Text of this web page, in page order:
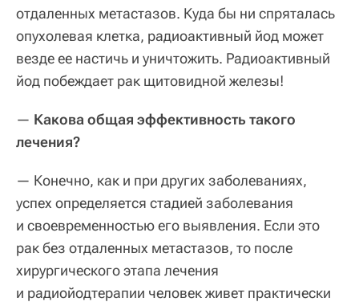
отдаленных метастазов. Куда бы ни спряталась
опухолевая клетка, радиоактивный йод может
везде ее настичь и уничтожить. Радиоактивный
йод побеждает рак щитовидной железы!
— Какова общая эффективность такого
лечения?
— Конечно, как и при других заболеваниях,
успех определяется стадией заболевания
и своевременностью его выявления. Если это
рак без отдаленных метастазов, то после
хирургического этапа лечения
и радиойодтерапии человек живет практически